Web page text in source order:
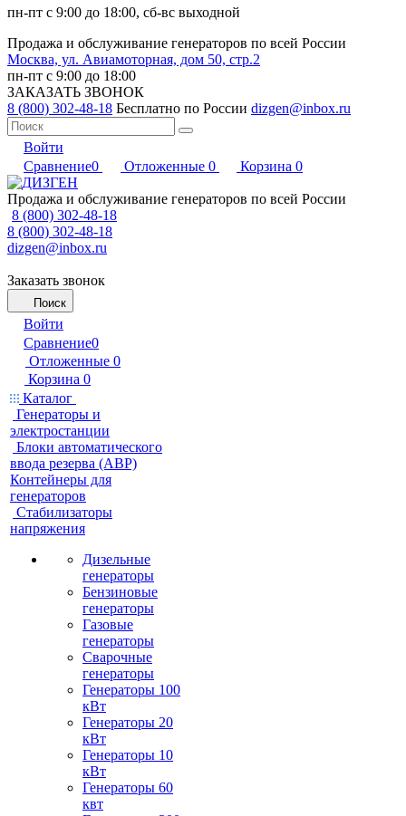
пн-пт с 9:00 до 18:00, сб-вс выходной
Продажа и обслуживание генераторов по всей России
Москва, ул. Авиамоторная, дом 50, стр.2
пн-пт с 9:00 до 18:00
ЗАКАЗАТЬ ЗВОНОК
8 (800) 302-48-18 Бесплатно по России dizgen@inbox.ru
Войти
Сравнение0 Отложенные 0 Корзина 0
Продажа и обслуживание генераторов по всей России
8 (800) 302-48-18
8 (800) 302-48-18
dizgen@inbox.ru
Заказать звонок
Поиск
Войти
Сравнение0
Отложенные 0
Корзина 0
Каталог
Генераторы и
электростанции
Блоки автоматического
ввода резерва (АВР)
Контейнеры для
генераторов
Стабилизаторы
напряжения
Дизельные
генераторы
Бензиновые
генераторы
Газовые
генераторы
Сварочные
генераторы
Генераторы 100
кВт
Генераторы 20
кВт
Генераторы 10
кВт
Генераторы 60
квт